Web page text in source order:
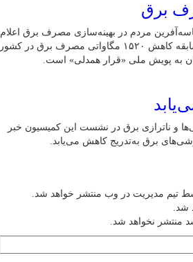
برق
مردم در بهینه‌سازی مصرف برق اعلام
کرد: طی ۲۴ ساعت گذشته (امروز ۳۰ تیرماه)، رکورد بی‌سابقه کاهش ۱۵۲۰ مگاواتی مصرف برق در کشور
به پویش ملی «قرار همدلی» است.
خاموشی‌ها و ناترازی برق در نشست این کمیسیون خبر
برق به‌تدریج کاهش می‌یابد.
تیم مدیریت در وب منتشر خواهد شد.
شد.
منتشر نخواهد شد.